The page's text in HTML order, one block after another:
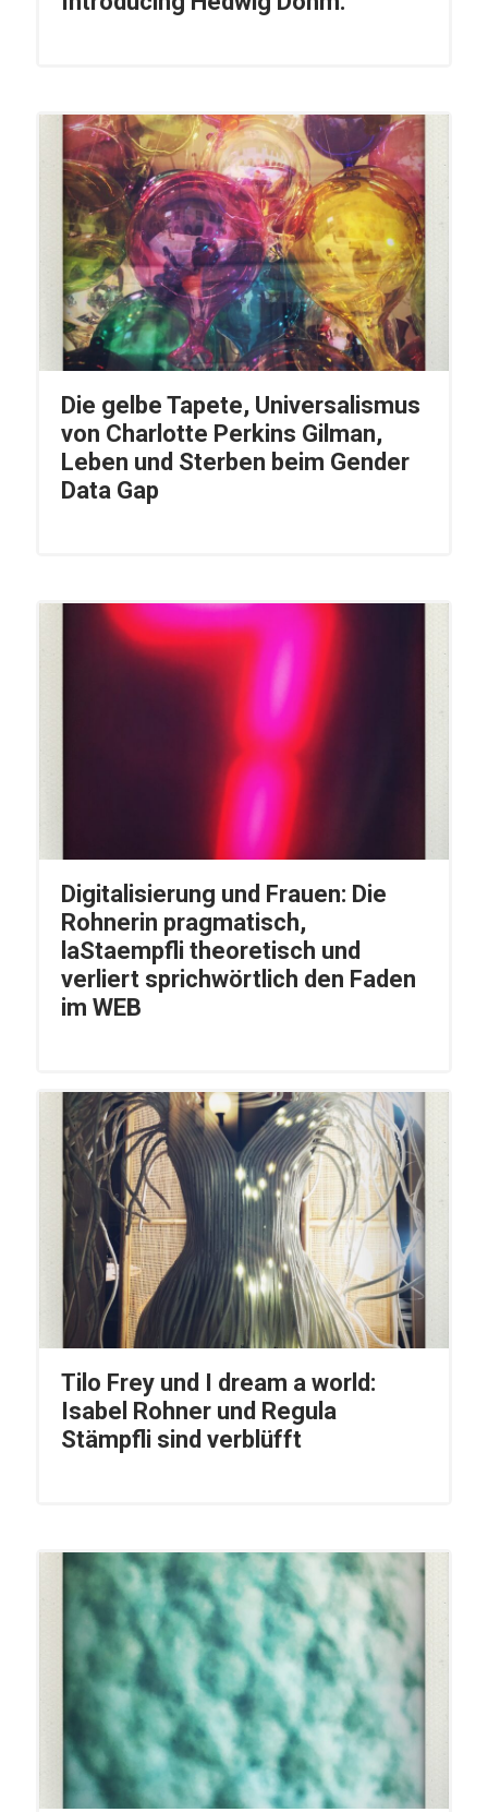
Die gelbe Tapete, Universalismus
von Charlotte Perkins Gilman,
Leben und Sterben beim Gender
Data Gap
Digitalisierung und Frauen: Die
Rohnerin pragmatisch,
laStaempfli theoretisch und
verliert sprichwörtlich den Faden
im WEB
Tilo Frey und I dream a world:
Isabel Rohner und Regula
Stämpfli sind verblüfft